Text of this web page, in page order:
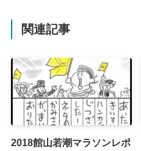
関連記事
2018館山若潮マラソンレポ